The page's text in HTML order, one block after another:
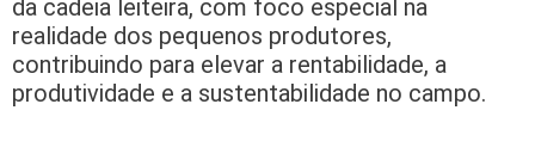
da cadeia leiteira, com foco especial na
realidade dos pequenos produtores,
contribuindo para elevar a rentabilidade, a
produtividade e a sustentabilidade no campo.